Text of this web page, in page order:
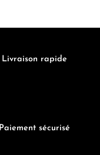
Livraison rapide
Paiement sécurisé